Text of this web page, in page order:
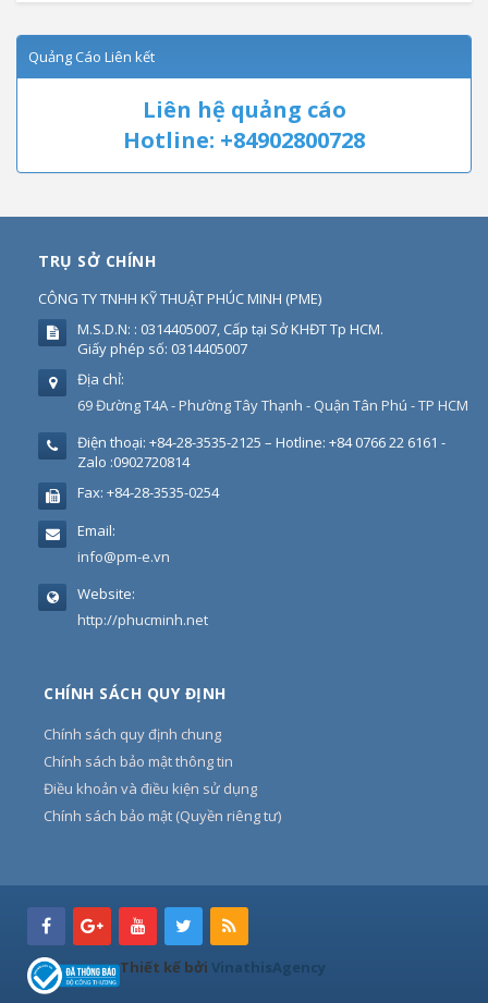
Quảng Cáo Liên kết
Liên hệ quảng cáo
Hotline: +84902800728
TRỤ SỞ CHÍNH
CÔNG TY TNHH KỸ THUẬT PHÚC MINH (PME)
M.S.D.N: : 0314405007, Cấp tại Sở KHĐT Tp HCM.
Giấy phép số: 0314405007
Địa chỉ:
69 Đường T4A - Phường Tây Thạnh - Quận Tân Phú - TP HCM
Điện thoại: +84-28-3535-2125 – Hotline: +84 0766 22 6161 -
Zalo :0902720814
Fax: +84-28-3535-0254
Email:
info@pm-e.vn
Website:
http://phucminh.net
CHÍNH SÁCH QUY ĐỊNH
Chính sách quy định chung
Chính sách bảo mật thông tin
Điều khoản và điều kiện sử dụng
Chính sách bảo mật (Quyền riêng tư)
Thiết kế bởi VinathisAgency